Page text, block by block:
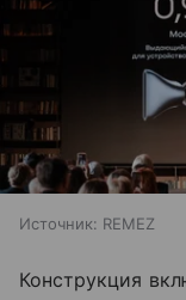
Источник: REMEZ
Конструкция